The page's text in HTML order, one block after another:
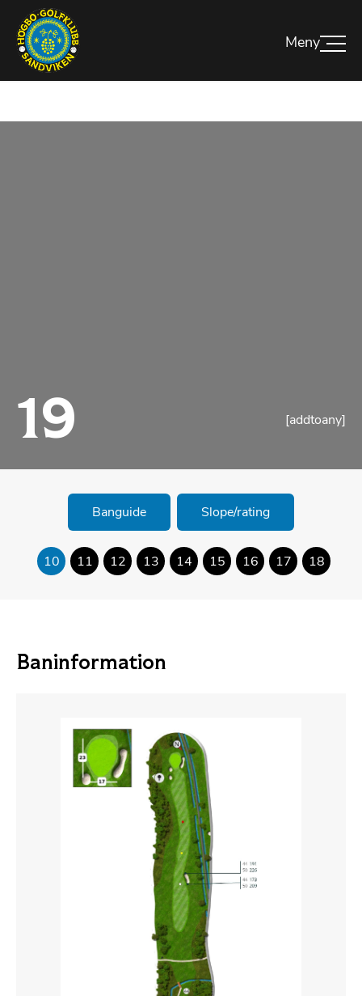
19 [addtoany]
Banguide Slope/rating
10 11 12 13 14 15 16 17 18
Baninformation